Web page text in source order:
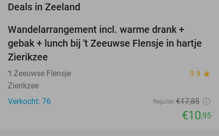
Deals in Zeeland
TODAY
Wandelarrangement incl. warme drank +
gebak + lunch bij 't Zeeuwse Flensje in hartje
Zierikzee
‘t Zeeuwse Flensje 9.9 star
Zierikzee
Verkocht: 76
Regulier €17,85
€10,95